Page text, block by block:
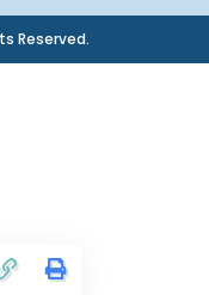
Reserved.